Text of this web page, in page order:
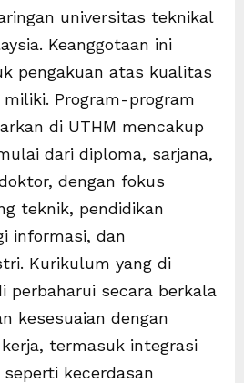
universitas teknikal
Keanggotaan ini
pengakuan atas kualitas
Program-program
di UTHM mencakup
dari diploma, sarjana,
dengan fokus
teknik, pendidikan
informasi, dan
Kurikulum yang di
perbaharui secara berkala
kesesuaian dengan
termasuk integrasi
kecerdasan